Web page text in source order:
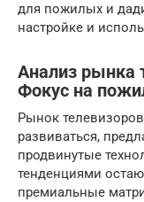
для пожилых и
настройке и
Анализ рынка
Фокус на
Рынок
развиваться,
продвинутые
тенденциями
премиальные